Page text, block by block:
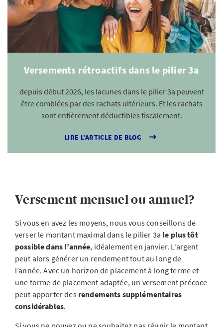
Versements rétroactifs dans le pilier 3a
depuis début 2026, les lacunes dans le pilier 3a peuvent
être comblées par des rachats ultérieurs. Et les rachats
sont entièrement déductibles fiscalement.
LIRE L’ARTICLE DE BLOG
Versement mensuel ou annuel?
Si vous en avez les moyens, nous vous conseillons de
verser le montant maximal dans le pilier 3a le plus tôt
possible dans l’année, idéalement en janvier. L’argent
peut alors générer un rendement tout au long de
l’année. Avec un horizon de placement à long terme et
une forme de placement adaptée, un versement précoce
peut apporter des rendements supplémentaires
considérables.